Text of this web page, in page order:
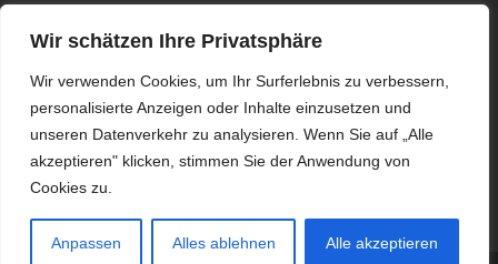
Wir schätzen Ihre Privatsphäre
Wir verwenden Cookies, um Ihr Surferlebnis zu verbessern,
personalisierte Anzeigen oder Inhalte einzusetzen und
unseren Datenverkehr zu analysieren. Wenn Sie auf „Alle
akzeptieren" klicken, stimmen Sie der Anwendung von
Cookies zu.
Anpassen Alles ablehnen Alle akzeptieren
Shops
Impressum
AGBs & Kundeninformationen